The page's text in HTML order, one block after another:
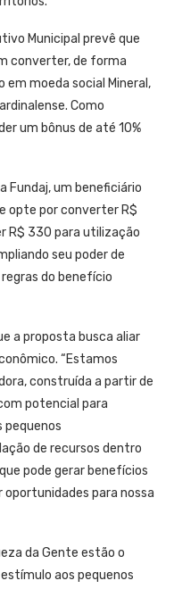
Municipal prevê que
converter, de forma
em moeda social Mineral,
Como
um bônus de até 10%
Fundaj, um beneficiário
opte por converter R$
R$ 330 para utilização
seu poder de
do benefício
a proposta busca aliar
“Estamos
construída a partir de
potencial para
pequenos
de recursos dentro
pode gerar benefícios
para nossa
da Gente estão o
aos pequenos